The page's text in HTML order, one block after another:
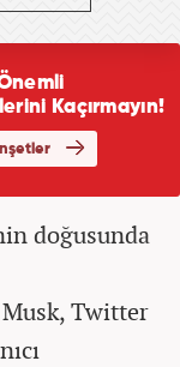
doğusunda
Twitter